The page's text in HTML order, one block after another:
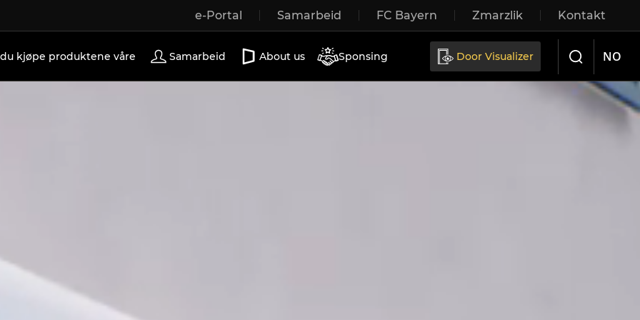
e-Portal Samarbeid FC Bayern Zmarzlik Kontakt
Exterior doors Terrace doors Sliding doors
kjøpe produktene våre Samarbeid About us Sponsing Door Visualizer NO